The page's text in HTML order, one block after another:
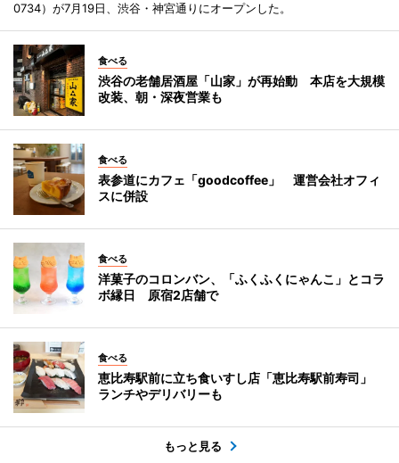
0734）が7月19日、渋谷・神宮通りにオープンした。
食べる
渋谷の老舗居酒屋「山家」が再始動 本店を大規模
改装、朝・深夜営業も
食べる
表参道にカフェ「goodcoffee」 運営会社オフィ
スに併設
食べる
洋菓子のコロンバン、「ふくふくにゃんこ」とコラ
ボ縁日 原宿2店舗で
食べる
恵比寿駅前に立ち食いすし店「恵比寿駅前寿司」
ランチやデリバリーも
もっと見る